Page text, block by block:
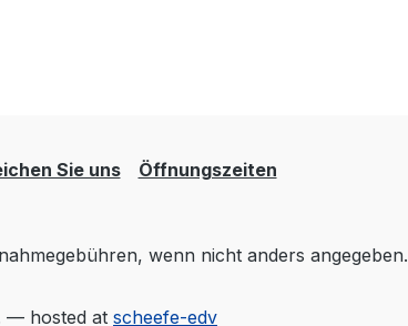
Sie uns Öffnungszeiten
wenn nicht anders angegeben.
— hosted at scheefe-edv